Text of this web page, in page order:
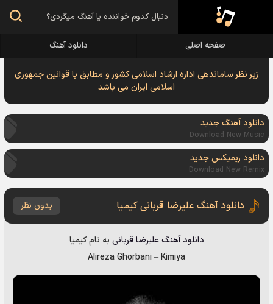
صفحه اصلی دانلود آهنگ
زیر نظر ساماندهی اداره ارشاد اسلامی کشور و مطابق با قوانین جمهوری
اسلامی ایران می باشد
دانلود آهنگ جدید
Download New Music
دانلود ریمیکس جدید
Download New Remix
دانلود آهنگ علیرضا قربانی کیمیا بدون نظر
دانلود آهنگعلیرضا قربانی به نامکیمیا
Alireza Ghorbani–Kimiya